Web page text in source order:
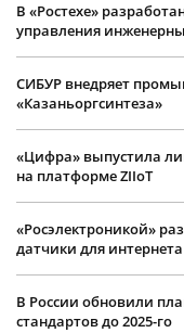
В «Ростехе»
управления
СИБУР внедряет
«Казаньоргсинтеза»
«Цифра» выпустила
на платформе ZIIoT
«Росэлектроникой»
датчики для
В России обновили
стандартов до 2025-го